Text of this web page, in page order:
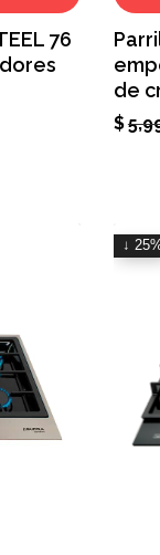
76
de
$
↓